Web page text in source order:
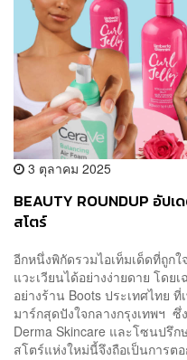
3 ตุลาคม 2025
BEAUTY ROUNDUP อัป
สโตร์
อีกหนึ่งพิกัดรวมไอเท็มเด็ดที่ถูก
แวะเวียนได้อย่างง่ายดาย โด
อย่างร้าน Boots ประเทศไทย
มาร์กสุดปังใจกลางกรุงเทพฯ
Derma Skincare และโซนปรึ
สโตร์แห่งใหม่นี้จึงถือเป็นการต